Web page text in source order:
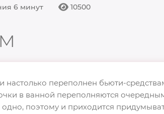
6 минут 10500
переполнен бьюти-
в ванной переполняются
одно, поэтому и приходится